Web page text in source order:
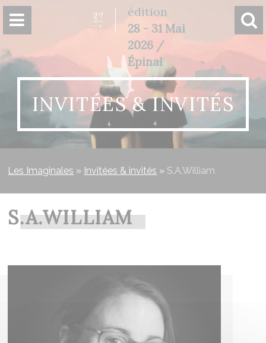
édition
28 - 31 Mai
2026 /
Épinal
INVITÉES & INVITÉS
Les Imaginales » Invitées & invités » S.A.William
S.A.WILLIAM
Panneau de gestion des cookies